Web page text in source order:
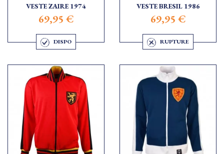
VESTE ZAIRE 1974
69,95 €
DISPO
VESTE BRESIL 1986
69,95 €
RUPTURE